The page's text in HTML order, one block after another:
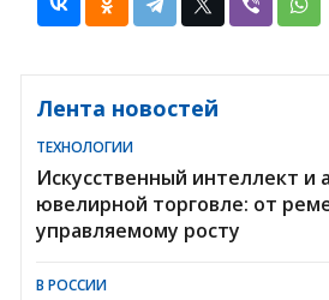
Лента новостей
ТЕХНОЛОГИИ
Искусственный интеллект и
ювелирной торговле: от
управляемому росту
В РОССИИ